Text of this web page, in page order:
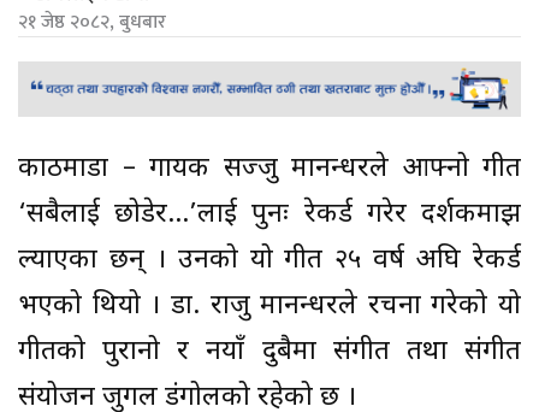
२१ जेष्ठ २०८२, बुधबार
काठमाडौं – गायक सज्जु मानन्धरले आफ्नो गीत
‘सबैलाई छोडेर…’लाई पुनः रेकर्ड गरेर दर्शकमाझ
ल्याएका छन् । उनको यो गीत २५ वर्ष अघि रेकर्ड
भएको थियो । डा. राजु मानन्धरले रचना गरेको यो
गीतको पुरानो र नयाँ दुबैमा संगीत तथा संगीत
संयोजन जुगल डंगोलको रहेको छ ।